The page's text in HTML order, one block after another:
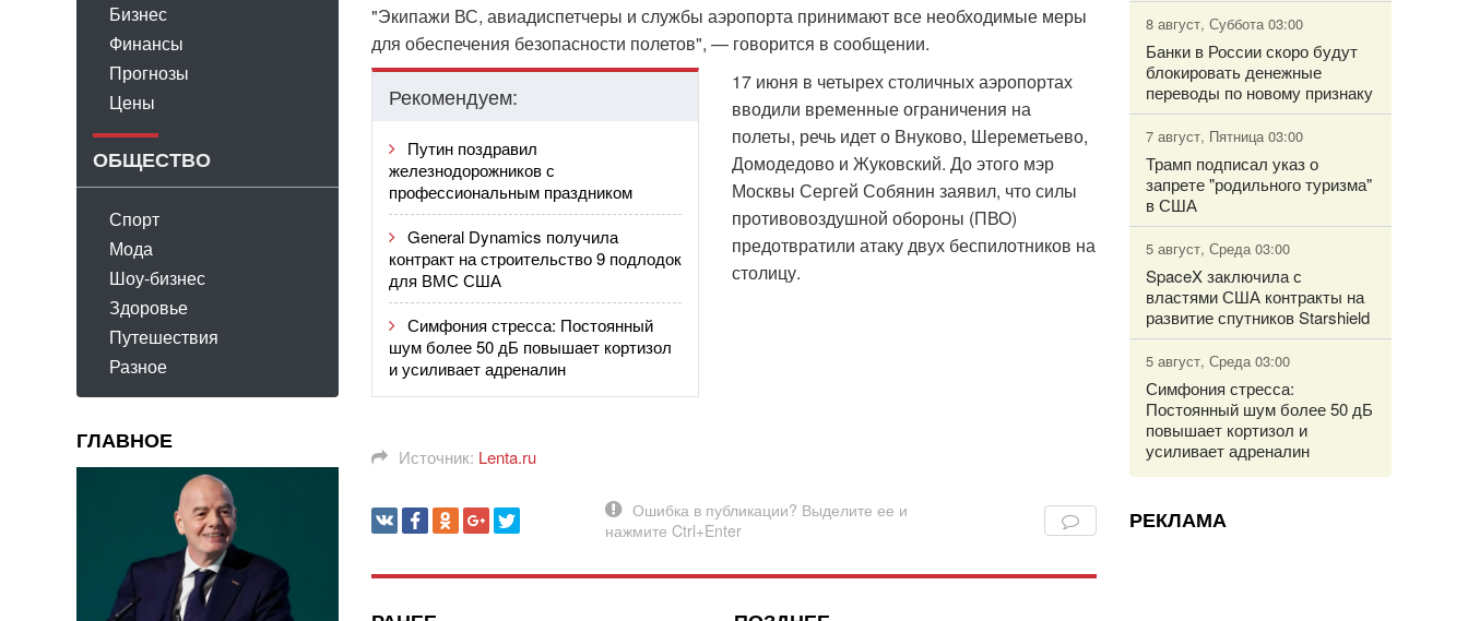
Бизнес
Финансы
Прогнозы
Цены
ОБЩЕСТВО
Спорт
Мода
Шоу-бизнес
Здоровье
Путешествия
Разное
ГЛАВНОЕ
"Экипажи ВС, авиадиспетчеры и службы аэропорта принимают все необходимые меры
для обеспечения безопасности полетов", — говорится в сообщении.
Рекомендуем:
Путин поздравил
железнодорожников с
профессиональным праздником
General Dynamics получила
контракт на строительство 9 подлодок
для ВМС США
Симфония стресса: Постоянный
шум более 50 дБ повышает кортизол
и усиливает адреналин
17 июня в четырех столичных аэропортах
вводили временные ограничения на
полеты, речь идет о Внуково, Шереметьево,
Домодедово и Жуковский. До этого мэр
Москвы Сергей Собянин заявил, что силы
противовоздушной обороны (ПВО)
предотвратили атаку двух беспилотников на
столицу.
Источник: Lenta.ru
8 август, Суббота 03:00
Банки в России скоро будут
блокировать денежные
переводы по новому признаку
7 август, Пятница 03:00
Трамп подписал указ о
запрете "родильного туризма"
в США
5 август, Среда 03:00
SpaceX заключила с
властями США контракты на
развитие спутников Starshield
5 август, Среда 03:00
Симфония стресса:
Постоянный шум более 50 дБ
повышает кортизол и
усиливает адреналин
РЕКЛАМА